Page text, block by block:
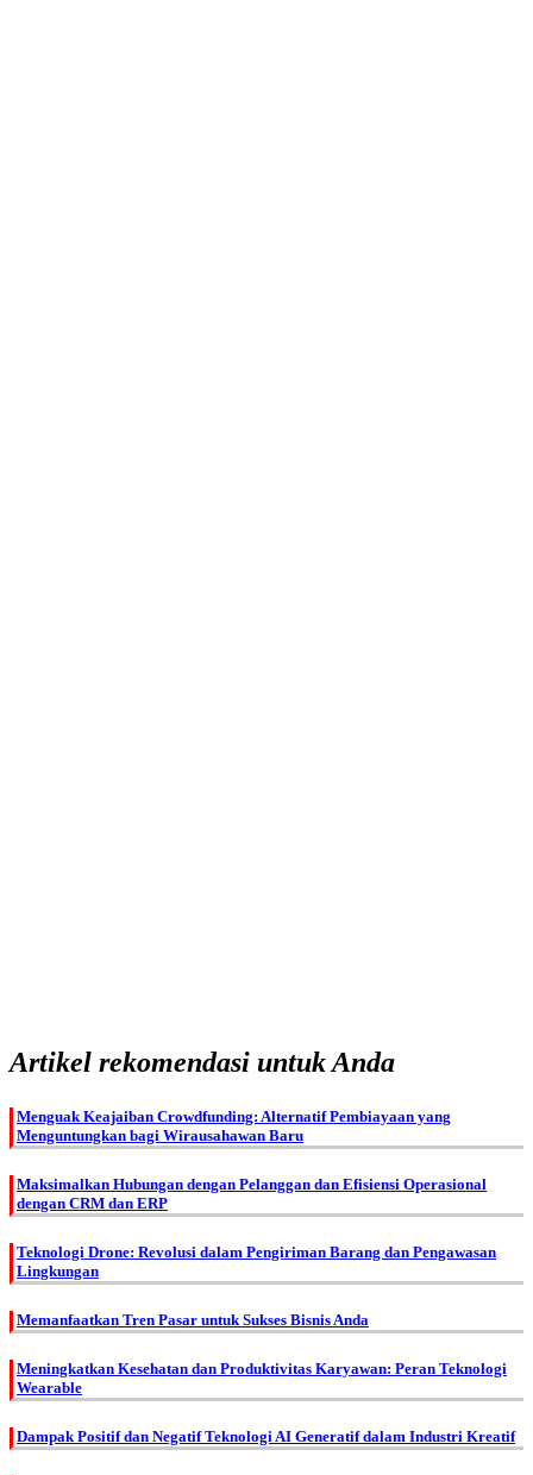
Artikel rekomendasi untuk Anda
Menguak Keajaiban Crowdfunding: Alternatif Pembiayaan yang
Menguntungkan bagi Wirausahawan Baru
Maksimalkan Hubungan dengan Pelanggan dan Efisiensi Operasional
dengan CRM dan ERP
Teknologi Drone: Revolusi dalam Pengiriman Barang dan Pengawasan
Lingkungan
Memanfaatkan Tren Pasar untuk Sukses Bisnis Anda
Meningkatkan Kesehatan dan Produktivitas Karyawan: Peran Teknologi
Wearable
Dampak Positif dan Negatif Teknologi AI Generatif dalam Industri Kreatif